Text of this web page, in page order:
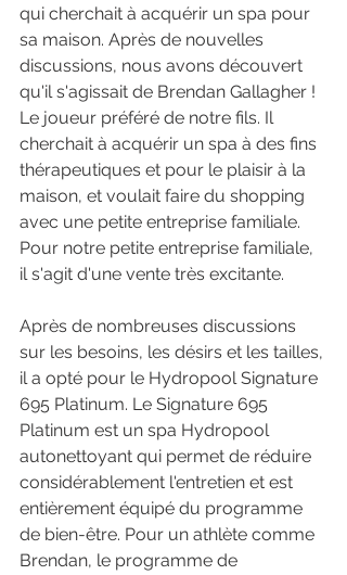
qui cherchait à acquérir un spa pour
sa maison. Après de nouvelles
discussions, nous avons découvert
qu'il s'agissait de Brendan Gallagher !
Le joueur préféré de notre fils. Il
cherchait à acquérir un spa à des fins
thérapeutiques et pour le plaisir à la
maison, et voulait faire du shopping
avec une petite entreprise familiale.
Pour notre petite entreprise familiale,
il s'agit d'une vente très excitante.
Après de nombreuses discussions
sur les besoins, les désirs et les tailles,
il a opté pour le Hydropool Signature
695 Platinum. Le Signature 695
Platinum est un spa Hydropool
autonettoyant qui permet de réduire
considérablement l'entretien et est
entièrement équipé du programme
de bien-être. Pour un athlète comme
Brendan, le programme de